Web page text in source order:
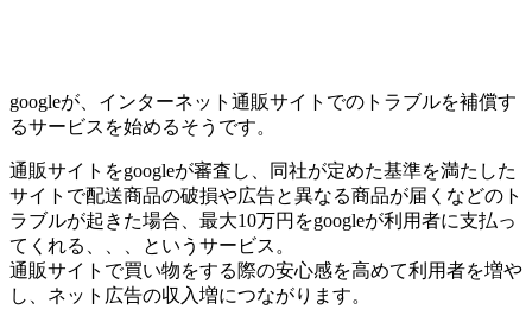
googleが、インターネット通販サイトでのトラブルを補償す
るサービスを始めるそうです。
通販サイトをgoogleが審査し、同社が定めた基準を満たした
サイトで配送商品の破損や広告と異なる商品が届くなどのト
ラブルが起きた場合、最大10万円をgoogleが利用者に支払っ
てくれる、、、というサービス。
通販サイトで買い物をする際の安心感を高めて利用者を増や
し、ネット広告の収入増につながります。